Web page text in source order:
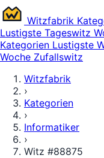
Witzfabrik
Lustigste Tageswitz
Kategorien Lustigste
Woche Zufallswitz
Witzfabrik
›
Kategorien
›
Informatiker
›
Witz #88875